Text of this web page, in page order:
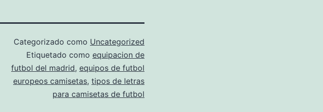
Categorizado como Uncategorized
Etiquetado como equipacion de
futbol del madrid, equipos de futbol
europeos camisetas, tipos de letras
para camisetas de futbol